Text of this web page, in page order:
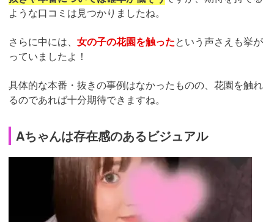
ような口コミは見つかりましたね。
さらに中には、 女の子の花園を触ったという声さえも挙が
っていましたよ！
具体的な本番・抜きの事例はなかったものの、花園を触れ
るのであれば十分期待できますね。
Aちゃんは存在感のあるビジュアル